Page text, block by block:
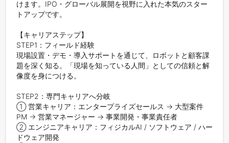
けます。IPO・グローバル展開を視野に入れた本気のスター
トアップです。
【キャリアステップ】
STEP1：フィールド経験
現場設置・デモ・導入サポートを通じて、ロボットと顧客課
題を深く知る。「現場を知っている人間」としての信頼と解
像度を身につける。
STEP2：専門キャリアへ分岐
① 営業キャリア：エンタープライズセールス → 大型案件
PM → 営業マネージャー → 事業開発・事業責任者
② エンジニアキャリア：フィジカルAI / ソフトウェア / ハー
ドウェア開発